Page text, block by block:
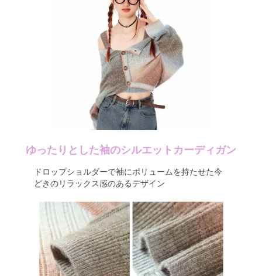
ゆったりとした袖のシルエットカーディガン
ドロップショルダーで袖にボリュームを持たせた今
どきのリラックス感のあるデザイン